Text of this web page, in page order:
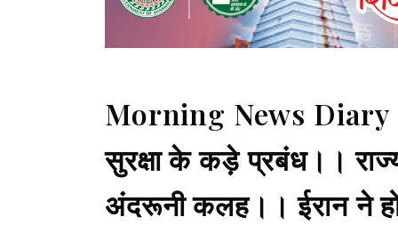
Morning News
सुरक्षा के कड़े प्रबंध।।
अंदरूनी कलह।। ईरान ने